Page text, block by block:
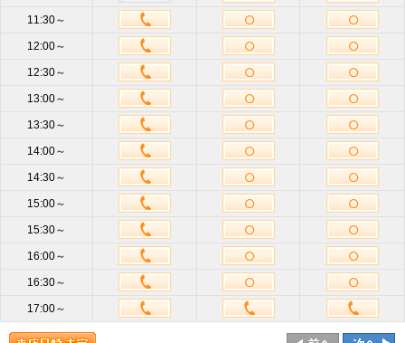
受付8:30～19:30（土日祝もOK）
四谷三丁目店
サイズ 他のサイズも見学OK
来店日時
須
携帯電話
ハイフン不要
メールア
11:30～
12:00～
12:30～
13:00～
13:30～
14:00～
14:30～
15:00～
15:30～
16:00～
16:30～
17:00～